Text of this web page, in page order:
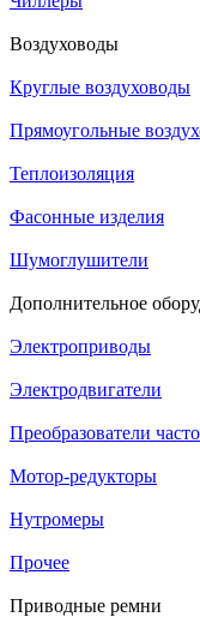
Воздуховоды
Круглые воздуховоды
Прямоугольные
Теплоизоляция
Фасонные изделия
Шумоглушители
Дополнительное
Электроприводы
Электродвигатели
Преобразователи
Мотор-редукторы
Нутромеры
Прочее
Приводные ремни